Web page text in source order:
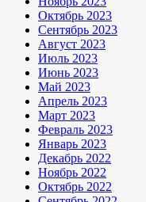
Октябрь 2023
Сентябрь 2023
Август 2023
Июль 2023
Июнь 2023
Май 2023
Апрель 2023
Март 2023
Февраль 2023
Январь 2023
Декабрь 2022
Ноябрь 2022
Октябрь 2022